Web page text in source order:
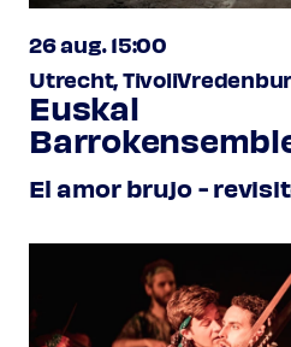
26 aug. 15:00
Utrecht,
Euskal
El amor brujo -